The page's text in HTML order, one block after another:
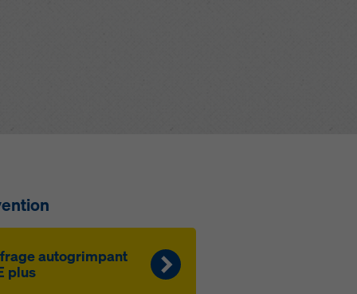
au­to­g­rim­pant
plus